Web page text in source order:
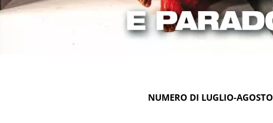
NUMERO DI LUGLIO-AGOSTO